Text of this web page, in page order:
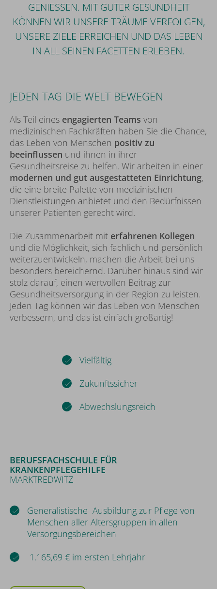
GENIESSEN. MIT GUTER GESUNDHEIT K
ÖNNEN WIR UNSERE TRÄUME VERFOLGEN, U
NSERE ZIELE ERREICHEN UND DAS LEBEN I
N ALL SEINEN FACETTEN ERLEBEN.
JEDEN TAG DIE WELT BEWEGEN
Als Teil eines engagierten Teams von
medizinischen Fachkräften haben Sie die Chance,
das Leben von Menschen positiv zu
beeinflussen und ihnen in ihrer
Gesundheitsreise zu helfen. Wir arbeiten in einer
modernen und gut ausgestatteten Einrichtung,
die eine breite Palette von medizinischen
Dienstleistungen anbietet und den Bedürfnissen
unserer Patienten gerecht wird.
Die Zusammenarbeit mit erfahrenen Kollegen
und die Möglichkeit, sich fachlich und persönlich
weiterzuentwickeln, machen die Arbeit bei uns
besonders bereichernd. Darüber hinaus sind wir
stolz darauf, einen wertvollen Beitrag zur
Gesundheitsversorgung in der Region zu leisten.
Jeden Tag können wir das Leben von Menschen
verbessern, und das ist einfach großartig!
Vielfältig
Zukunftssicher
Abwechslungsreich
BERUFSFACHSCHULE FÜR
KRANKENPFLEGEHILFE
MARKTREDWITZ
Generalistische Ausbildung zur Pflege von
Menschen aller Altersgruppen in allen
Versorgungsbereichen
1.165,69 € im ersten Lehrjahr